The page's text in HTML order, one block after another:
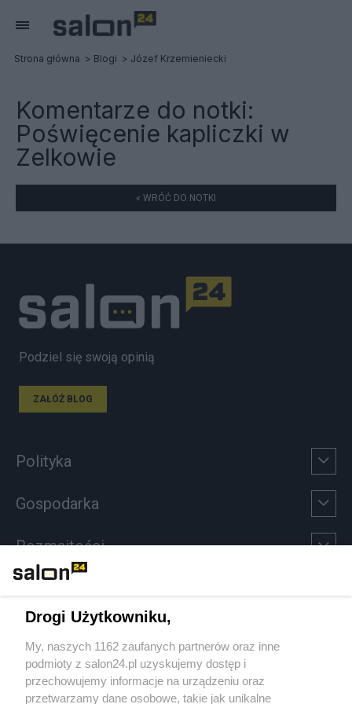
Strona główna Blogi Józef Krzemieniecki
Komentarze do notki:
Poświęcenie kapliczki w
Zelkowie
« WRÓĆ DO NOTKI
Podziel się swoją opinią
ZAŁÓŻ BLOG
Polityka
Gospodarka
Rozmaitości
Sport
Społeczeństwo
Drogi Użytkowniku,
My, naszych 1162 zaufanych partnerów oraz inne
podmioty z salon24.pl uzyskujemy dostęp i
przechowujemy informacje na urządzeniu oraz
przetwarzamy dane osobowe, takie jak unikalne